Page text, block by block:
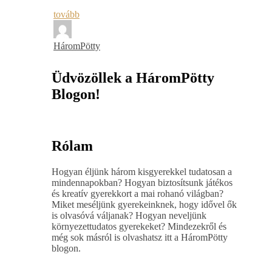
tovább
HáromPötty
Üdvözöllek a HáromPötty
Blogon!
Rólam
Hogyan éljünk három kisgyerekkel tudatosan a
mindennapokban? Hogyan biztosítsunk játékos
és kreatív gyerekkort a mai rohanó világban?
Miket meséljünk gyerekeinknek, hogy idővel ők
is olvasóvá váljanak? Hogyan neveljünk
környezettudatos gyerekeket? Mindezekről és
még sok másról is olvashatsz itt a HáromPötty
blogon.